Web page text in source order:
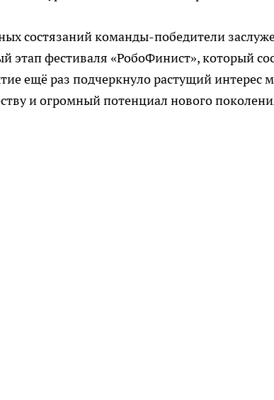
состязаний команды-победители
этап фестиваля «РобоФинист», который
ещё раз подчеркнуло растущий интерес
и огромный потенциал нового